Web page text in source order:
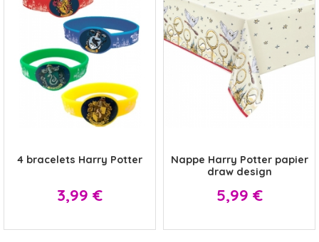
4 bracelets Harry Potter
Prix
3,99 €
Nappe Harry Potter papier
draw design
Prix
5,99 €